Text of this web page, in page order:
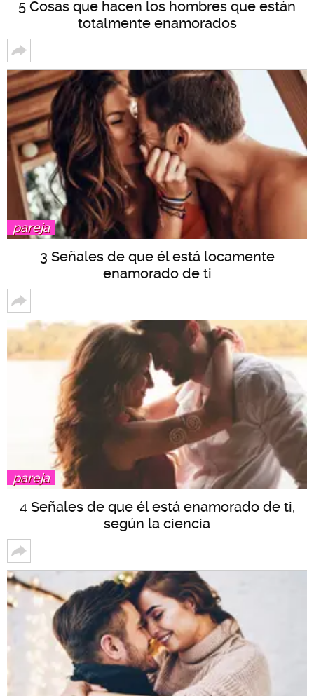
5 Cosas que hacen los hombres que están
totalmente enamorados
pareja
3 Señales de que él está locamente
enamorado de ti
pareja
4 Señales de que él está enamorado de ti,
según la ciencia